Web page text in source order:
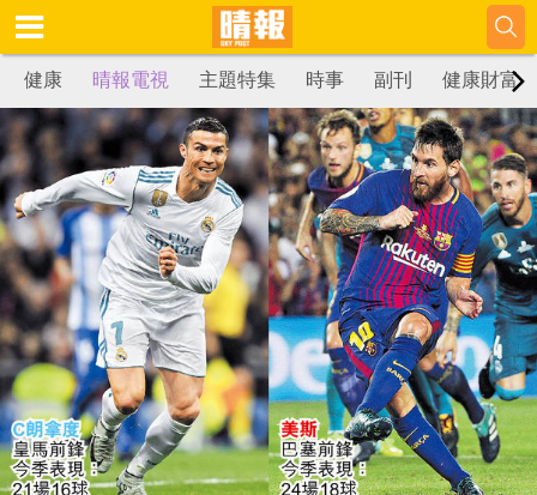
健康 晴報電視 主題特集 時事 副刊 健康財富